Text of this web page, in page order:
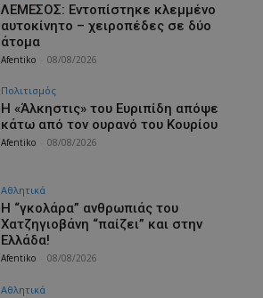
ΛΕΜΕΣΟΣ: Εντοπίστηκε κλεμμένο
αυτοκίνητο – χειροπέδες σε δύο
άτομα
Afentiko 08/08/2026
Πολιτισμός
Η «Άλκηστις» του Ευριπίδη απόψε
κάτω από τον ουρανό του Κουρίου
Afentiko 08/08/2026
Αθλητικά
Η “γκολάρα” ανθρωπιάς του
Χατζηγιοβάνη “παίζει” και στην
Ελλάδα!
Afentiko 08/08/2026
Αθλητικά